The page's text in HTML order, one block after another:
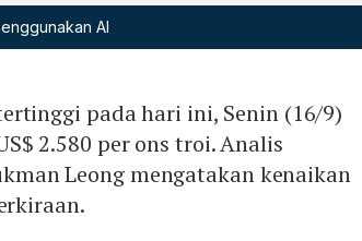
AI
pada hari ini, Senin (16/9)
2.580 per ons troi. Analis
Leong mengatakan kenaikan